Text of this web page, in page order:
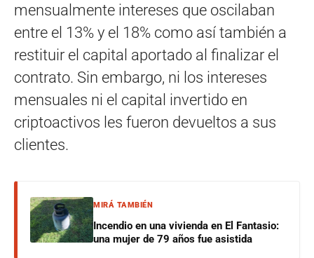
mensualmente intereses que oscilaban
entre el 13% y el 18% como así también a
restituir el capital aportado al finalizar el
contrato. Sin embargo, ni los intereses
mensuales ni el capital invertido en
criptoactivos les fueron devueltos a sus
clientes.
MIRÁ TAMBIÉN
Incendio en una vivienda en El Fantasio:
una mujer de 79 años fue asistida